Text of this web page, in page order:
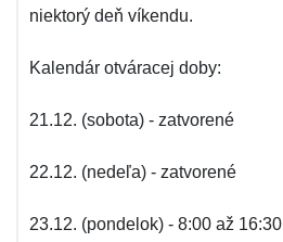
niektorý deň víkendu.
Kalendár otváracej doby:
21.12. (sobota) - zatvorené
22.12. (nedeľa) - zatvorené
23.12. (pondelok) - 8:00 až 16:30